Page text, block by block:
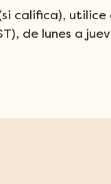
califica),
de lunes a